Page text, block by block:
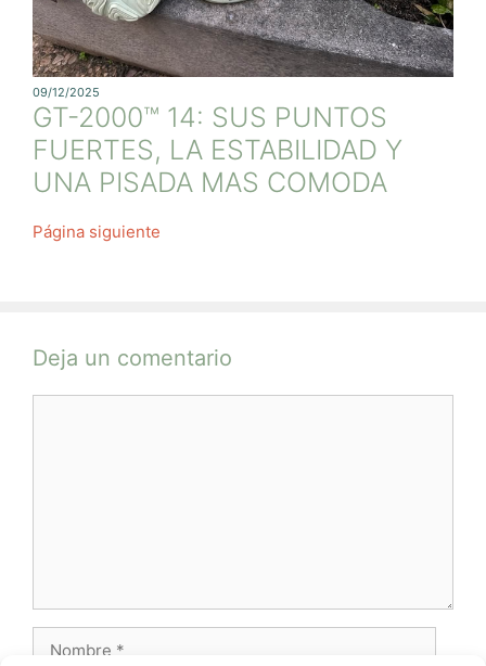
09/12/2025
GT-2000™ 14: SUS PUNTOS
FUERTES, LA ESTABILIDAD Y
UNA PISADA MAS COMODA
Página siguiente
Deja un comentario